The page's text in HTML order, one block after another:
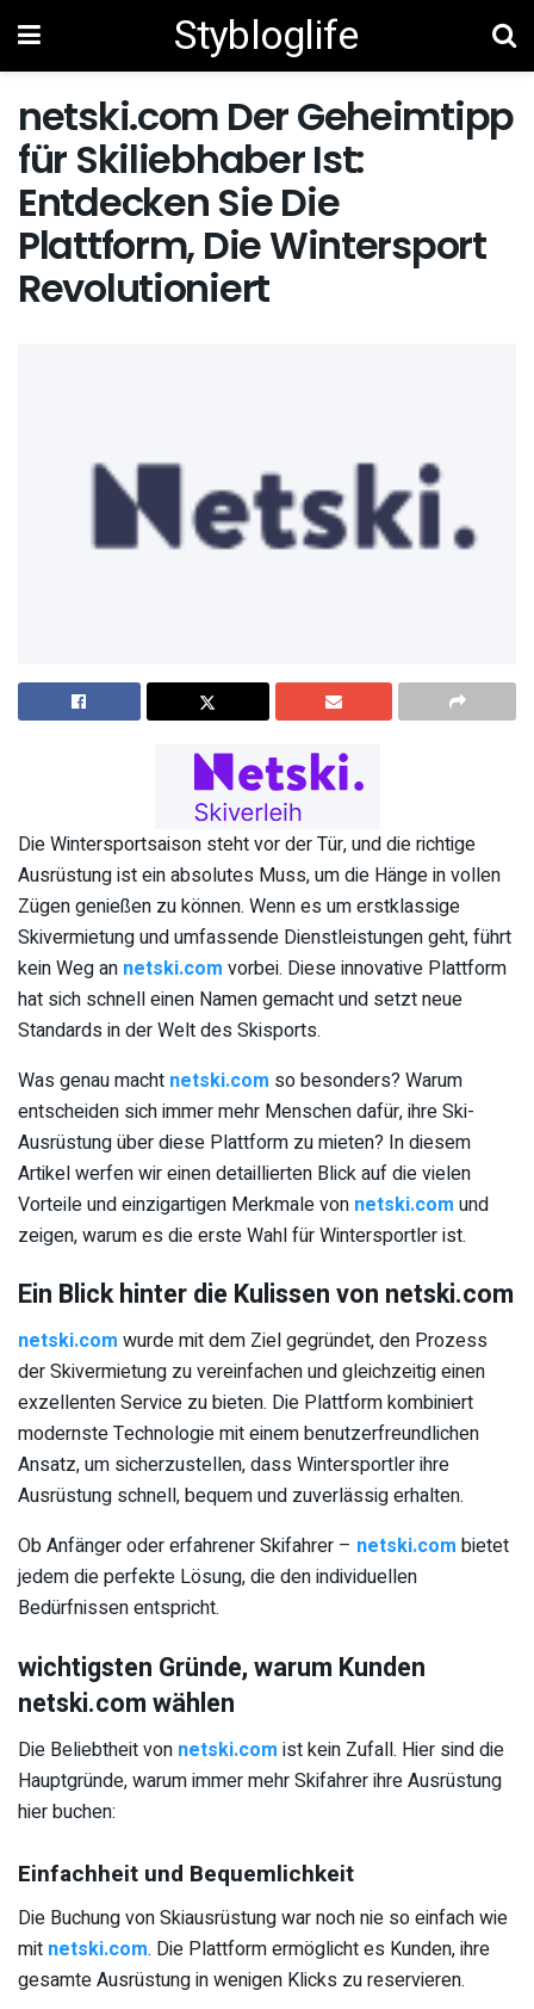
Stybloglife
netski.com Der Geheimtipp
für Skiliebhaber Ist:
Entdecken Sie Die
Plattform, Die Wintersport
Revolutioniert
Die Wintersportsaison steht vor der Tür, und die richtige
Ausrüstung ist ein absolutes Muss, um die Hänge in vollen
Zügen genießen zu können. Wenn es um erstklassige
Skivermietung und umfassende Dienstleistungen geht, führt
kein Weg an netski.com vorbei. Diese innovative Plattform
hat sich schnell einen Namen gemacht und setzt neue
Standards in der Welt des Skisports.
Was genau macht netski.com so besonders? Warum
entscheiden sich immer mehr Menschen dafür, ihre Ski-
Ausrüstung über diese Plattform zu mieten? In diesem
Artikel werfen wir einen detaillierten Blick auf die vielen
Vorteile und einzigartigen Merkmale von netski.com und
zeigen, warum es die erste Wahl für Wintersportler ist.
Ein Blick hinter die Kulissen von netski.com
netski.com wurde mit dem Ziel gegründet, den Prozess
der Skivermietung zu vereinfachen und gleichzeitig einen
exzellenten Service zu bieten. Die Plattform kombiniert
modernste Technologie mit einem benutzerfreundlichen
Ansatz, um sicherzustellen, dass Wintersportler ihre
Ausrüstung schnell, bequem und zuverlässig erhalten.
Ob Anfänger oder erfahrener Skifahrer – netski.com bietet
jedem die perfekte Lösung, die den individuellen
Bedürfnissen entspricht.
wichtigsten Gründe, warum Kunden
netski.com wählen
Die Beliebtheit von netski.com ist kein Zufall. Hier sind die
Hauptgründe, warum immer mehr Skifahrer ihre Ausrüstung
hier buchen:
Einfachheit und Bequemlichkeit
Die Buchung von Skiausrüstung war noch nie so einfach wie
mit netski.com. Die Plattform ermöglicht es Kunden, ihre
gesamte Ausrüstung in wenigen Klicks zu reservieren.